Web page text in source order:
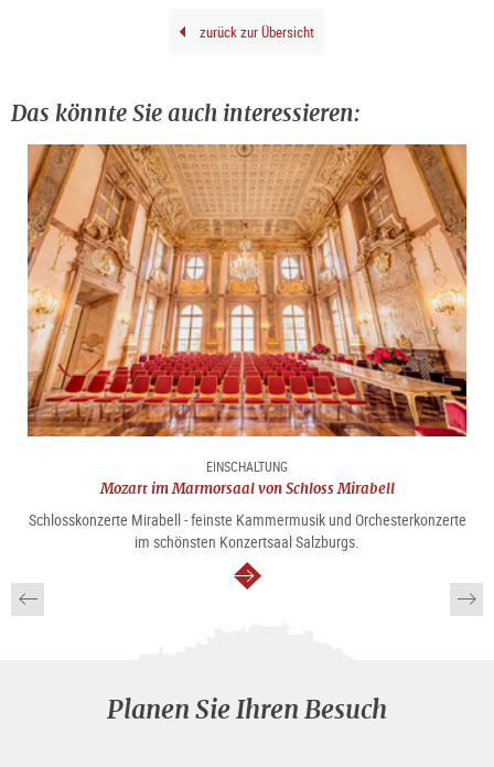
zurück zur Übersicht
Das könnte Sie auch interessieren:
EINSCHALTUNG
Mozart im Marmorsaal von Schloss Mirabell
Schlosskonzerte Mirabell - feinste Kammermusik und Orchesterkonzerte
im schönsten Konzertsaal Salzburgs.
weiter
Planen Sie Ihren Besuch